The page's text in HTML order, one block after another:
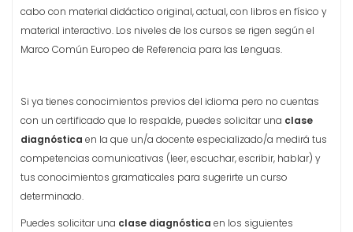
cabo con material didáctico original, actual, con libros en físico y
material interactivo. Los niveles de los cursos se rigen según el
Marco Común Europeo de Referencia para las Lenguas.
Si ya tienes conocimientos previos del idioma pero no cuentas
con un certificado que lo respalde, puedes solicitar una clase
diagnóstica en la que un/a docente especializado/a medirá tus
competencias comunicativas (leer, escuchar, escribir, hablar) y
tus conocimientos gramaticales para sugerirte un curso
determinado.
Puedes solicitar una clase diagnóstica en los siguientes